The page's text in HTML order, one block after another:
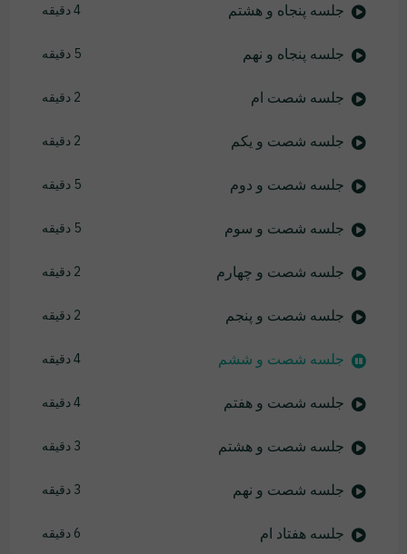
جلسه پنجاه و هشتم 4 دقیقه
جلسه پنجاه و نهم 5 دقیقه
جلسه شصت ام 2 دقیقه
جلسه شصت و یکم 2 دقیقه
جلسه شصت و دوم 5 دقیقه
جلسه شصت و سوم 5 دقیقه
جلسه شصت و چهارم 2 دقیقه
جلسه شصت و پنجم 2 دقیقه
جلسه شصت و ششم 4 دقیقه
جلسه شصت و هفتم 4 دقیقه
جلسه شصت و هشتم 3 دقیقه
جلسه شصت و نهم 3 دقیقه
جلسه هفتاد ام 6 دقیقه